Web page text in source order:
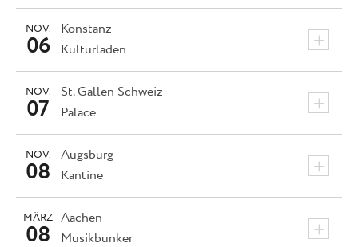
Konstanz +
NOV.
06 Kulturladen
St. Gallen Schweiz +
NOV.
07 Palace
Augsburg +
NOV.
08 Kantine
Aachen +
MÄRZ
08 Musikbunker